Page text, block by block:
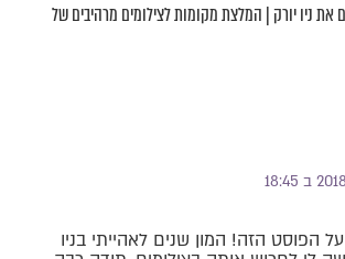
את ניו יורק | המלצת מקומות לצילומים מרהיבים של
הפוסט הזה! המון שנים לאהייתי בניו